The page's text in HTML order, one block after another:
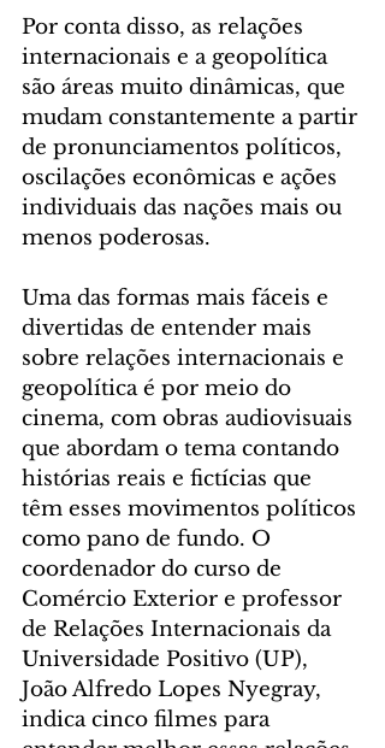
Por conta disso, as relações
internacionais e a geopolítica
são áreas muito dinâmicas, que
mudam constantemente a partir
de pronunciamentos políticos,
oscilações econômicas e ações
individuais das nações mais ou
menos poderosas.
Uma das formas mais fáceis e
divertidas de entender mais
sobre relações internacionais e
geopolítica é por meio do
cinema, com obras audiovisuais
que abordam o tema contando
histórias reais e fictícias que
têm esses movimentos políticos
como pano de fundo. O
coordenador do curso de
Comércio Exterior e professor
de Relações Internacionais da
Universidade Positivo (UP),
João Alfredo Lopes Nyegray,
indica cinco filmes para